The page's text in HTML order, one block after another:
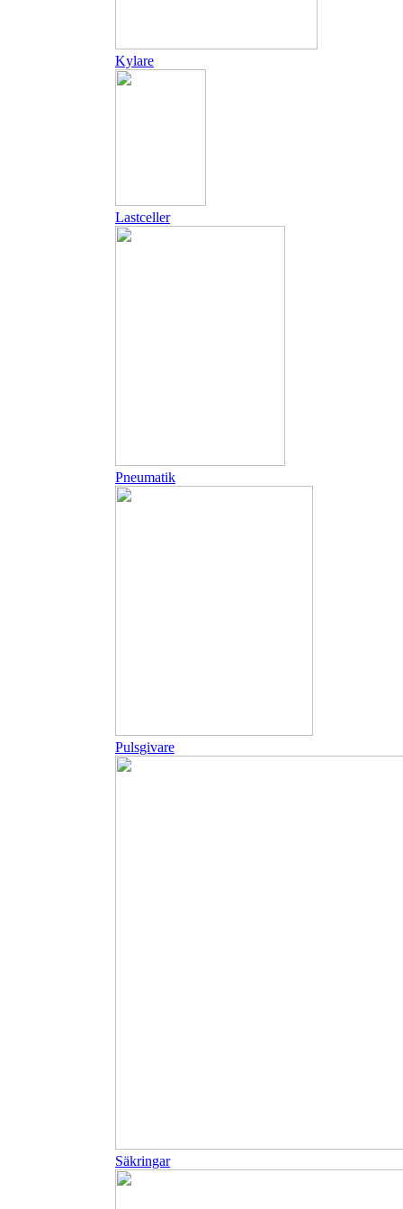
Kylare
Lastceller
Pneumatik
Pulsgivare
Säkringar